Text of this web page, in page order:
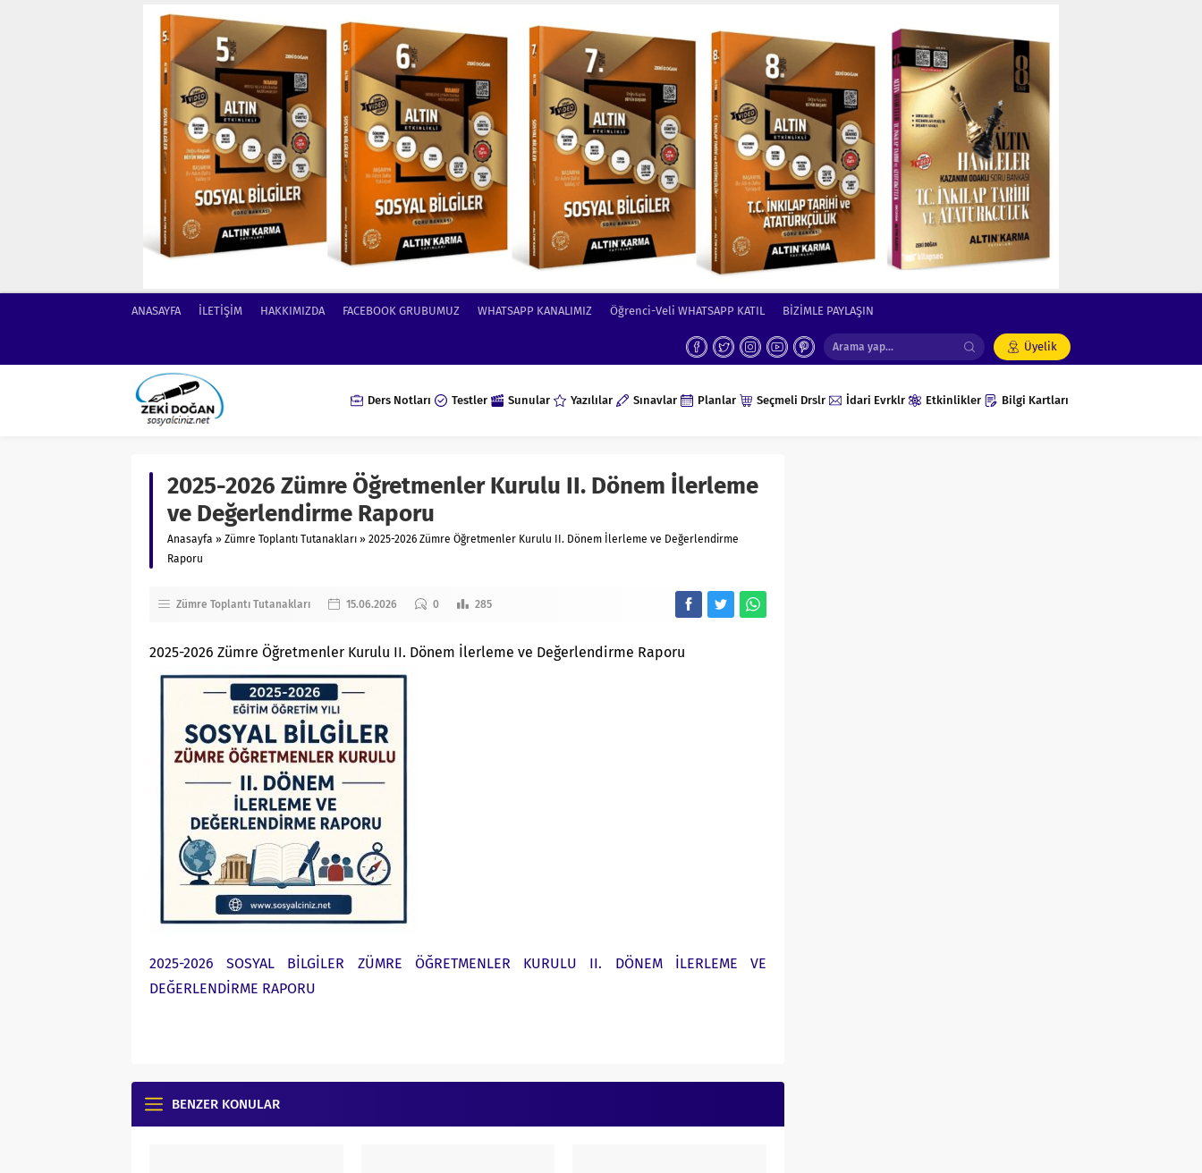
ANASAYFA İLETİŞİM HAKKIMIZDA FACEBOOK GRUBUMUZ WHATSAPP KANALIMIZ Öğrenci-Veli WHATSAPP KATIL BİZİMLE PAYLAŞIN
Üyelik
Ders Notları Testler Sunular Yazılılar Sınavlar Planlar Seçmeli Drslr İdari Evrklr Etkinlikler Bilgi Kartları
2025-2026 Zümre Öğretmenler Kurulu II. Dönem İlerleme
ve Değerlendirme Raporu
Anasayfa » Zümre Toplantı Tutanakları » 2025-2026 Zümre Öğretmenler Kurulu II. Dönem İlerleme ve Değerlendirme
Raporu
Zümre Toplantı Tutanakları 15.06.2026 0 285
2025-2026 Zümre Öğretmenler Kurulu II. Dönem İlerleme ve Değerlendirme Raporu
2025-2026 SOSYAL BİLGİLER ZÜMRE ÖĞRETMENLER KURULU II. DÖNEM İLERLEME VE
DEĞERLENDİRME RAPORU
BENZER KONULAR